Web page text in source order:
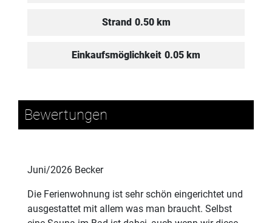
Strand 0.50 km
Einkaufsmöglichkeit 0.05 km
Bewertungen
Juni/2026 Becker
Die Ferienwohnung ist sehr schön eingerichtet und
ausgestattet mit allem was man braucht. Selbst